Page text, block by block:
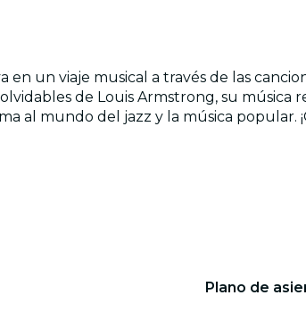
en un viaje musical a través de las
de Louis Armstrong, su música
al mundo del jazz y la música popular.
Plano de